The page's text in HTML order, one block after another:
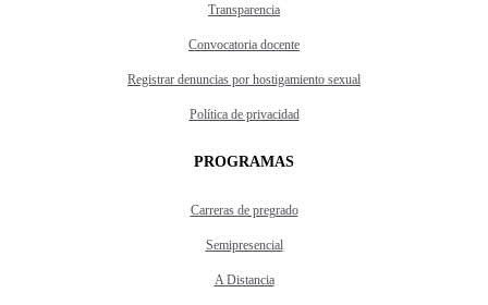
Transparencia
Convocatoria docente
Registrar denuncias por hostigamiento sexual
Política de privacidad
PROGRAMAS
Carreras de pregrado
Semipresencial
A Distancia